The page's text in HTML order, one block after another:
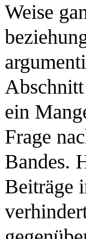
Weise
ein
Frage
Bandes.
Beiträge